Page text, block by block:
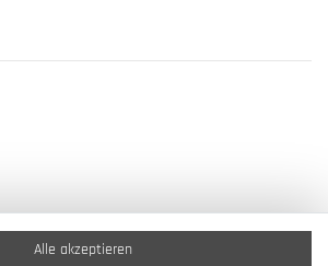
Alle akzeptieren